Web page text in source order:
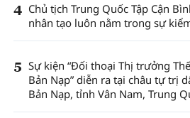
4 Chủ tịch Trung Quốc Tập Cận
nhân tạo luôn nằm trong sự
5 Sự kiện “Đối thoại Thị trưởng
Bản Nạp” diễn ra tại châu tự trị
Bản Nạp, tỉnh Vân Nam, Trung